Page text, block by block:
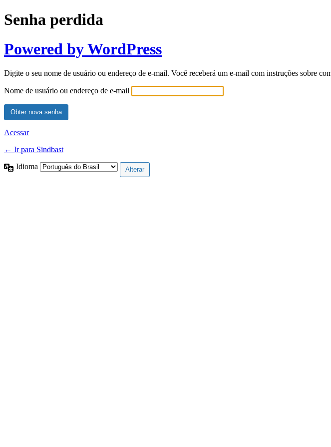
Senha perdida
Powered by WordPress
Digite o seu nome de usuário ou endereço de e-mail. Você receberá um e-mail com instruções sobre
Nome de usuário ou endereço de e-mail
Acessar
← Ir para Sindbast
Idioma